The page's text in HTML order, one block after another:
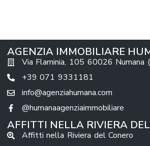
AGENZIA IMMOBILIARE
Via Flaminia, 105 60026 Numana
+39 071 9331181
info@agenziahumana.com
@humanaagenziaimmobiliare
AFFITTI NELLA RIVIERA
Affitti nella Riviera del Conero